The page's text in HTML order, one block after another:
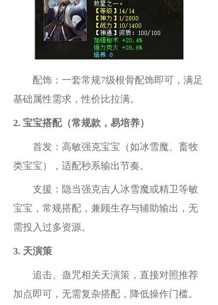
配饰：一套常规7级根骨配饰即可，满足
基础属性需求，性价比拉满。
2. 宝宝搭配（常规款，易培养）
首发：高敏强克宝宝（如冰雪魔、畜牧
类宝宝），适配秒系输出节奏。
支援：隐当强克吉人冰雪魔或精卫等敏
宝宝，常规搭配，兼顾生存与辅助输出，无
需投入过多资源。
3. 天演策
追击、蛊咒相关天演策，直接对照推荐
加点即可，无需复杂搭配，降低操作门槛。